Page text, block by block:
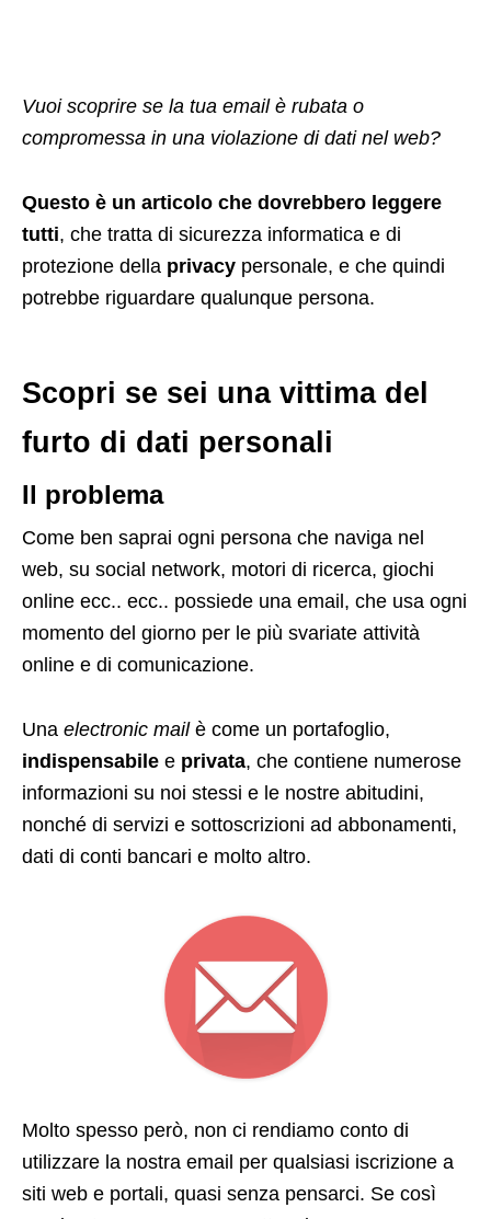
Vuoi scoprire se la tua email è rubata o
compromessa in una violazione di dati nel web?
Questo è un articolo che dovrebbero leggere
tutti, che tratta di sicurezza informatica e di
protezione della privacy personale, e che quindi
potrebbe riguardare qualunque persona.
Scopri se sei una vittima del
furto di dati personali
Il problema
Come ben saprai ogni persona che naviga nel
web, su social network, motori di ricerca, giochi
online ecc.. ecc.. possiede una email, che usa ogni
momento del giorno per le più svariate attività
online e di comunicazione.
Una electronic mailè come un portafoglio,
indispensabile e privata, che contiene numerose
informazioni su noi stessi e le nostre abitudini,
nonché di servizi e sottoscrizioni ad abbonamenti,
dati di conti bancari e molto altro.
Molto spesso però, non ci rendiamo conto di
utilizzare la nostra email per qualsiasi iscrizione a
siti web e portali, quasi senza pensarci. Se così